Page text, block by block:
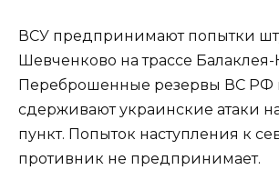
ВСУ предпринимают попытки
Шевченково на трассе Балаклея-
Переброшенные резервы ВС РФ
сдерживают украинские атаки
пункт. Попыток наступления к
противник не предпринимает.